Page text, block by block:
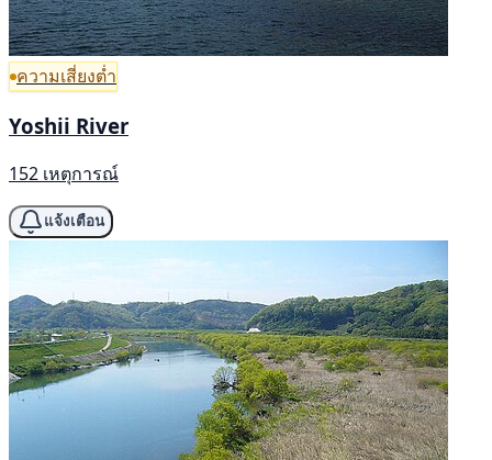
ความเสี่ยงต่ำ
Yoshii River
152 เหตุการณ์
แจ้งเตือน